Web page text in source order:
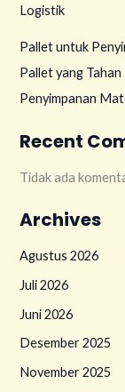
Logistik
Pallet untuk
Pallet yang
Penyimpanan
Recent
Tidak ada
Archives
Agustus 2026
Juli 2026
Juni 2026
Desember 2025
November 2025